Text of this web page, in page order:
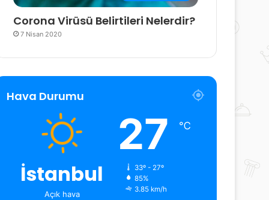
Corona Virüsü Belirtileri Nelerdir?
7 Nisan 2020
Hava Durumu
İstanbul
Açık hava
27 ℃
33º - 27º
85%
3.85 km/h